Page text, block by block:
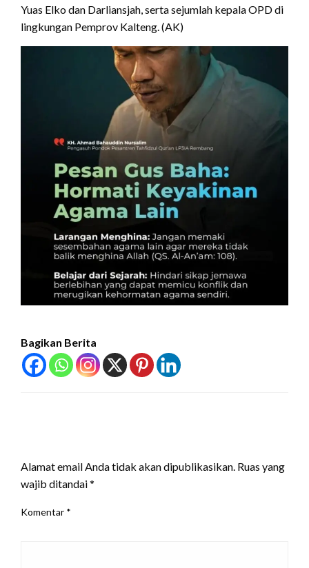
Yuas Elko dan Darliansjah, serta sejumlah kepala OPD di
lingkungan Pemprov Kalteng. (AK)
Bagikan Berita
Alamat email Anda tidak akan dipublikasikan. Ruas yang
wajib ditandai*
Komentar *